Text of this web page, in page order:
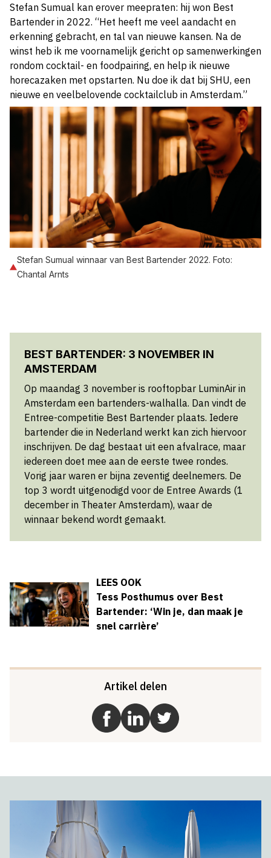
Stefan Sumual kan erover meepraten: hij won Best
Bartender in 2022. “Het heeft me veel aandacht en
erkenning gebracht, en tal van nieuwe kansen. Na de
winst heb ik me voornamelijk gericht op samenwerkingen
rondom cocktail- en foodpairing, en help ik nieuwe
horecazaken met opstarten. Nu doe ik dat bij SHU, een
nieuwe en veelbelovende cocktailclub in Amsterdam.”
Stefan Sumual winnaar van Best Bartender 2022. Foto:
Chantal Arnts
BEST BARTENDER: 3 NOVEMBER IN
AMSTERDAM
Op maandag 3 november is rooftopbar LuminAir in
Amsterdam een bartenders-walhalla. Dan vindt de
Entree-competitie Best Bartender plaats. Iedere
bartender die in Nederland werkt kan zich hiervoor
inschrijven. De dag bestaat uit een afvalrace, maar
iedereen doet mee aan de eerste twee rondes.
Vorig jaar waren er bijna zeventig deelnemers. De
top 3 wordt uitgenodigd voor de Entree Awards (1
december in Theater Amsterdam), waar de
winnaar bekend wordt gemaakt.
LEES OOK
Tess Posthumus over Best
Bartender: ‘Win je, dan maak je
snel carrière’
Artikel delen